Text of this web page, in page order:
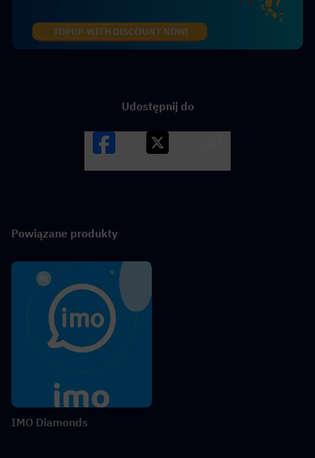
Udostępnij do
Powiązane produkty
IMO Diamonds